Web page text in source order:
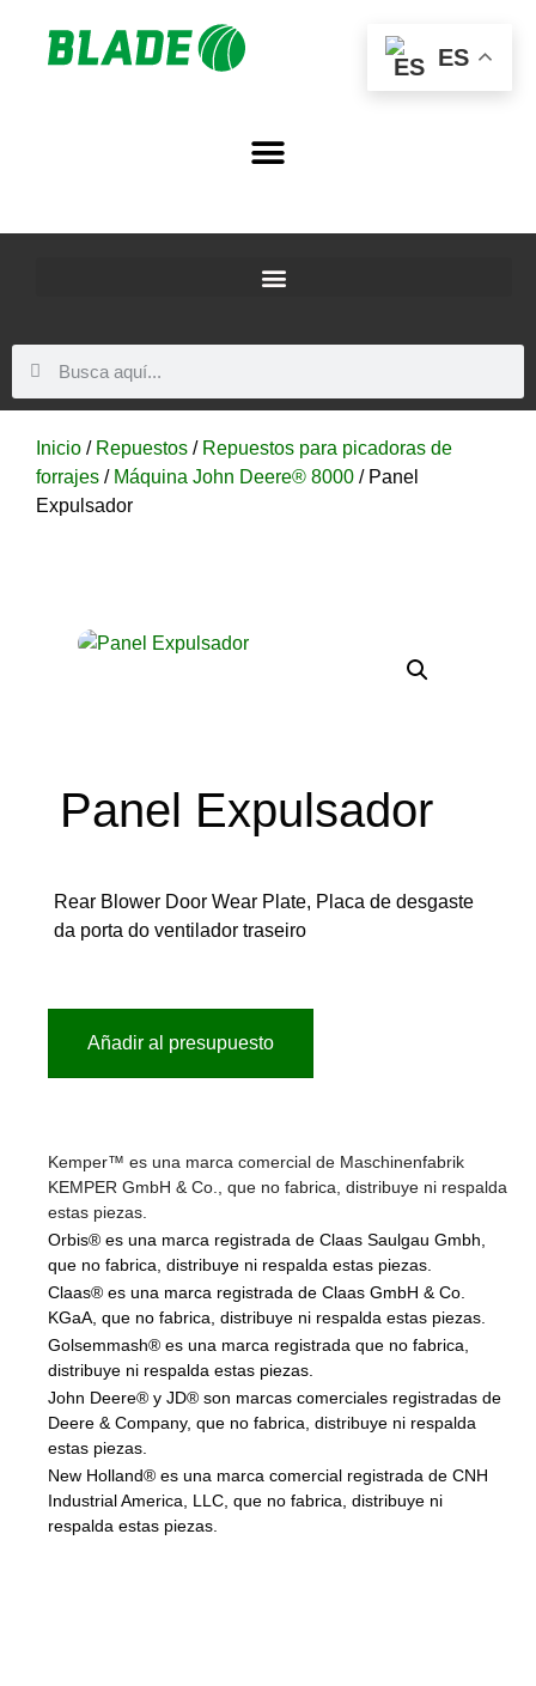
Inicio / Repuestos / Repuestos para picadoras de
forrajes / Máquina John Deere® 8000 / Panel
Expulsador
Panel Expulsador
Rear Blower Door Wear Plate, Placa de desgaste
da porta do ventilador traseiro
Añadir al presupuesto
Kemper™ es una marca comercial de Maschinenfabrik
KEMPER GmbH & Co., que no fabrica, distribuye ni respalda
estas piezas.
Orbis® es una marca registrada de Claas Saulgau Gmbh,
que no fabrica, distribuye ni respalda estas piezas.
Claas® es una marca registrada de Claas GmbH & Co.
KGaA, que no fabrica, distribuye ni respalda estas piezas.
Golsemmash® es una marca registrada que no fabrica,
distribuye ni respalda estas piezas.
John Deere® y JD® son marcas comerciales registradas de
Deere & Company, que no fabrica, distribuye ni respalda
estas piezas.
New Holland® es una marca comercial registrada de CNH
Industrial America, LLC, que no fabrica, distribuye ni
respalda estas piezas.
ES